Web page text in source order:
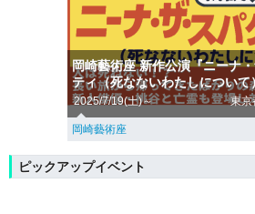
岡崎藝術座 新作公演『ニーナ
ティ（死なないわたしについて
2025/7/19(土)～ 東京
岡崎藝術座
ピックアップイベント